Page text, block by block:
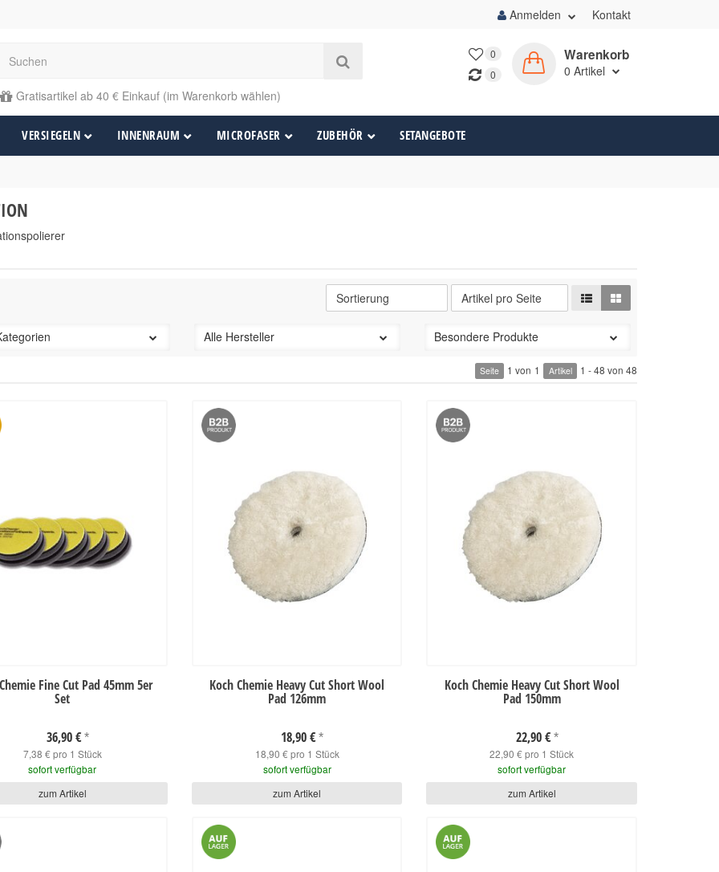
Anmelden Kontakt
Gratisartikel ab 40 € Einkauf (im Warenkorb wählen)
0
0
Warenkorb
0 Artikel
VERSIEGELN INNENRAUM MICROFASER ZUBEHÖR SETANGEBOTE
Alle Hersteller Besondere Produkte
Seite 1 von 1 Artikel 1 - 48 von 48
Fine Cut Pad 45mm 5er
Set
36,90 € *
7,38 € pro 1 Stück
sofort verfügbar
zum Artikel
Koch Chemie Heavy Cut Short Wool
Pad 126mm
18,90 € *
18,90 € pro 1 Stück
sofort verfügbar
zum Artikel
Koch Chemie Heavy Cut Short Wool
Pad 150mm
22,90 € *
22,90 € pro 1 Stück
sofort verfügbar
zum Artikel